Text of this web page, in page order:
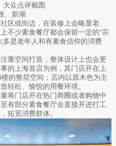
众点评截图
、新潮
区或街边，在装修上会略显老
不少素食餐厅都会保留一定的“宗
多是老年人和有素食信仰的消费
重空间打造，整体设计上也会更
的上海首店为例，其门店开在上
的整层空间；店内以原木色为主
轻松、愉悦的用餐环境。
将门店开在热门商圈或者购物中
有部分素食餐厅会直接开进打工
拓宽消费群体。